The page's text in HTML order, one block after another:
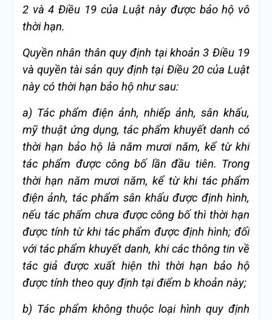
2 và 4 Điều 19 của Luật này được bảo hộ vô
thời hạn.
Quyền nhân thân quy định tại khoản 3 Điều 19
và quyền tài sản quy định tại Điều 20 của Luật
này có thời hạn bảo hộ như sau:
a) Tác phẩm điện ảnh, nhiếp ảnh, sân khấu,
mỹ thuật ứng dụng, tác phẩm khuyết danh có
thời hạn bảo hộ là năm mươi năm, kể từ khi
tác phẩm được công bố lần đầu tiên. Trong
thời hạn năm mươi năm, kể từ khi tác phẩm
điện ảnh, tác phẩm sân khấu được định hình,
nếu tác phẩm chưa được công bố thì thời hạn
được tính từ khi tác phẩm được định hình; đối
với tác phẩm khuyết danh, khi các thông tin về
tác giả được xuất hiện thì thời hạn bảo hộ
được tính theo quy định tại điểm b khoản này;
b) Tác phẩm không thuộc loại hình quy định